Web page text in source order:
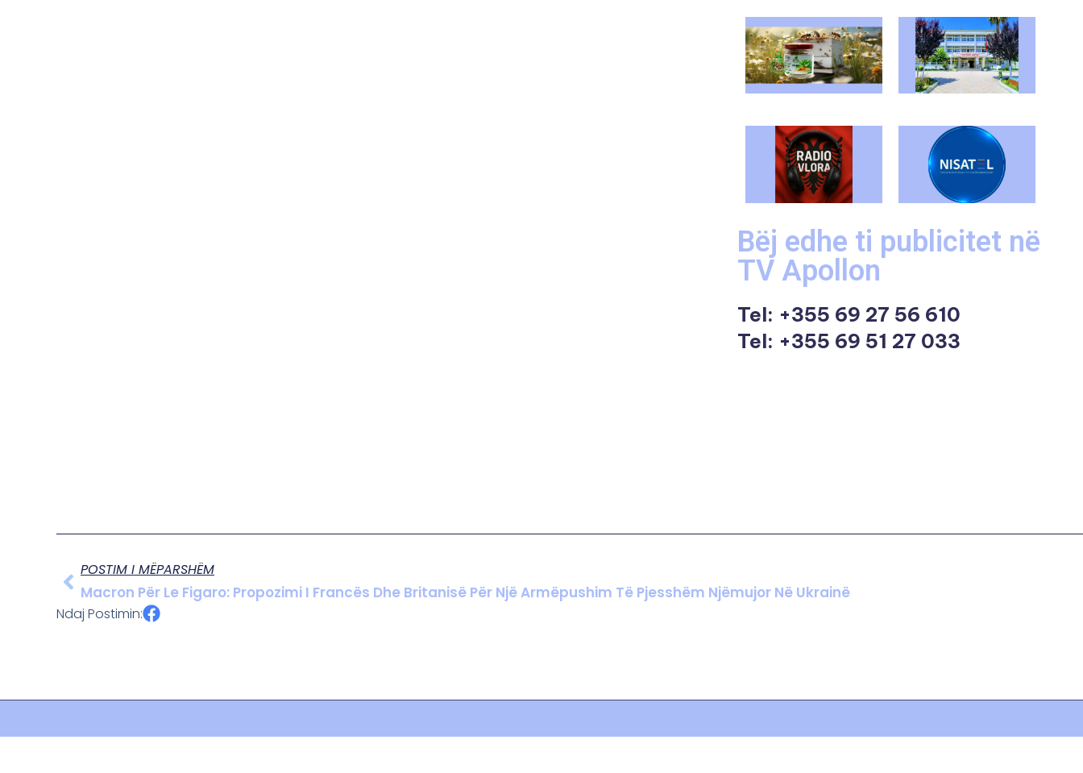
Bëj edhe ti publicitet në
TV Apollon
Tel: +355 69 27 56 610
Tel: +355 69 51 27 033
POSTIM I MËPARSHËM
Macron Për Le Figaro: Propozimi I Francës Dhe Britanisë Për Një Armëpushim Të Pjesshëm Njëmujor Në Ukrainë
Ndaj Postimin: